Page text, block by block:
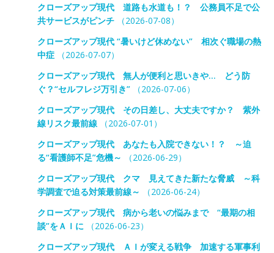
クローズアップ現代 道路も水道も！？ 公務員不足で公
共サービスがピンチ（2026-07-08）
クローズアップ現代 “暑いけど休めない” 相次ぐ職場の熱
中症（2026-07-07）
クローズアップ現代 無人が便利と思いきや… どう防
ぐ？“セルフレジ万引き”（2026-07-06）
クローズアップ現代 その日差し、大丈夫ですか？ 紫外
線リスク最前線（2026-07-01）
クローズアップ現代 あなたも入院できない！？ ～迫
る“看護師不足”危機～
（2026-06-29）
クローズアップ現代 クマ 見えてきた新たな脅威 ～科
学調査で迫る対策最前線～
（2026-06-24）
クローズアップ現代 病から老いの悩みまで “最期の相
談”をＡＩに （2026-06-23）
クローズアップ現代 ＡＩが変える戦争 加速する軍事利